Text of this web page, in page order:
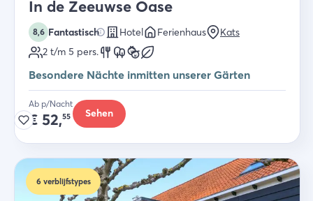
In de Zeeuwse Oase
8,6 Fantastisch Hotel Ferienhaus
Kats
2 t/m 5 pers.
Besondere Nächte inmitten unserer Gärten
Ab p/Nacht
€ 52,55 Sehen
6 verblijfstypes